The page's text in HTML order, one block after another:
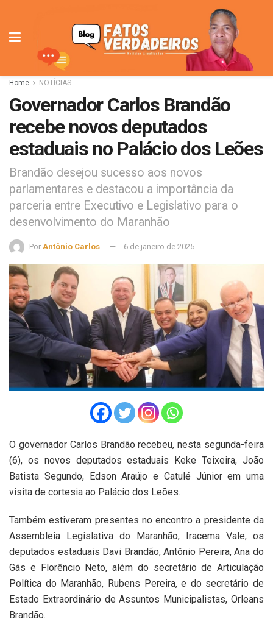
Home NOTÍCIAS
Governador Carlos Brandão
recebe novos deputados
estaduais no Palácio dos Leões
Brandão desejou sucesso aos novos
parlamentares e destacou a importância da
parceria entre Executivo e Legislativo para o
desenvolvimento do Maranhão
Por Antônio Carlos 6 de janeiro de 2025
O governador Carlos Brandão recebeu, nesta segunda-feira
(6), os novos deputados estaduais Keke Teixeira, João
Batista Segundo, Edson Araújo e Catulé Júnior em uma
visita de cortesia ao Palácio dos Leões.
Também estiveram presentes no encontro a presidente da
Assembleia Legislativa do Maranhão, Iracema Vale, os
deputados estaduais Davi Brandão, Antônio Pereira, Ana do
Gás e Florêncio Neto, além do secretário de Articulação
Política do Maranhão, Rubens Pereira, e do secretário de
Estado Extraordinário de Assuntos Municipalistas, Orleans
Brandão.